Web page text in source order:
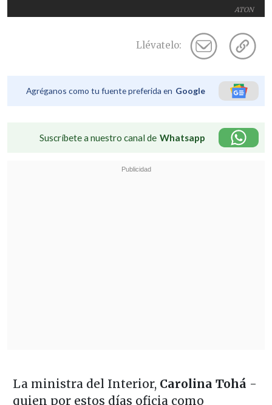
ATON
Llévatelo:
Agréganos como tu fuente preferida en Google
Suscríbete a nuestro canal de Whatsapp
La ministra del Interior,Carolina Tohá -
quien por estos días oficia como